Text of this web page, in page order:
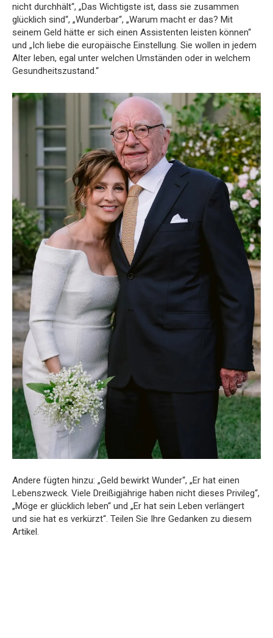
nicht durchhält“, „Das Wichtigste ist, dass sie zusammen
glücklich sind“, „Wunderbar“, „Warum macht er das? Mit
seinem Geld hätte er sich einen Assistenten leisten können“
und „Ich liebe die europäische Einstellung. Sie wollen in jedem
Alter leben, egal unter welchen Umständen oder in welchem
Gesundheitszustand.“
Andere fügten hinzu: „Geld bewirkt Wunder“, „Er hat einen
Lebenszweck. Viele Dreißigjährige haben nicht dieses Privileg“,
„Möge er glücklich leben“ und „Er hat sein Leben verlängert
und sie hat es verkürzt“. Teilen Sie Ihre Gedanken zu diesem
Artikel.